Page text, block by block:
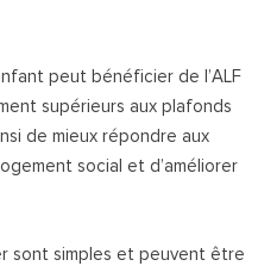
peut bénéficier de l’ALF
supérieurs aux plafonds
de mieux répondre aux
social et d’améliorer
sont simples et peuvent être